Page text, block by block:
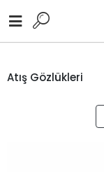
Atış Gözlükleri